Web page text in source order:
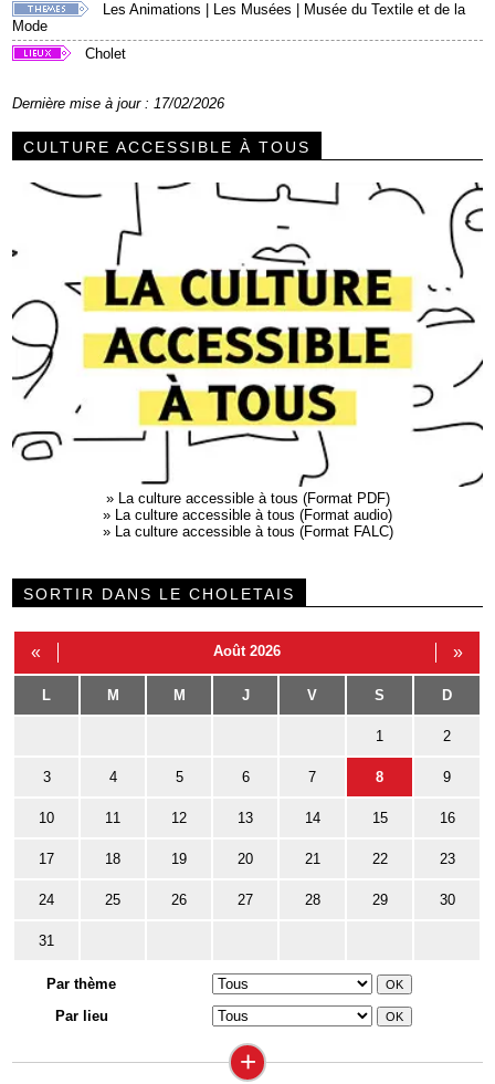
Les Animations Les Musées
Musée du Textile et de la
Mode
Cholet
Dernière mise à jour : 17/02/2026
CULTURE ACCESSIBLE À TOUS
» La culture accessible à tous (Format PDF)
» La culture accessible à tous (Format audio)
» La culture accessible à tous (Format FALC)
SORTIR DANS LE CHOLETAIS
« Août 2026 »
L M M J V S D
1 2
3 4 5 6 7 8 9
10 11 12 13 14 15 16
17 18 19 20 21 22 23
24 25 26 27 28 29 30
31
Par thème
Par lieu
+